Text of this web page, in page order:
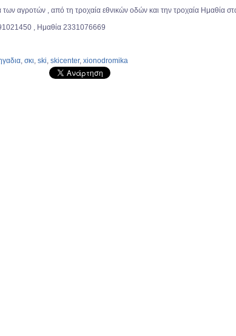
των αγροτών , από τη τροχαία εθνικών οδών και την τροχαία Ημαθία
, Ημαθία 2331076669
, σκι, ski, skicenter, xionodromika